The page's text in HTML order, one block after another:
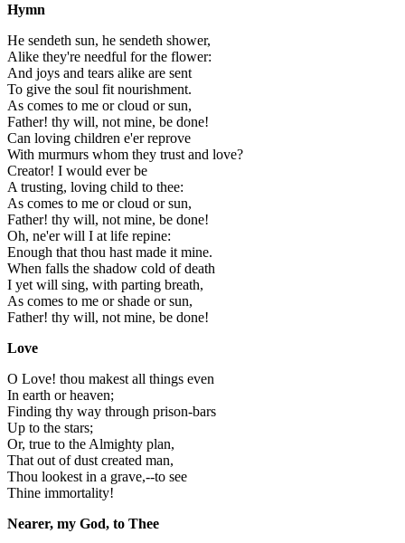
Hymn
He sendeth sun, he sendeth shower,
Alike they're needful for the flower:
And joys and tears alike are sent
To give the soul fit nourishment.
As comes to me or cloud or sun,
Father! thy will, not mine, be done!
Can loving children e'er reprove
With murmurs whom they trust and love?
Creator! I would ever be
A trusting, loving child to thee:
As comes to me or cloud or sun,
Father! thy will, not mine, be done!
Oh, ne'er will I at life repine:
Enough that thou hast made it mine.
When falls the shadow cold of death
I yet will sing, with parting breath,
As comes to me or shade or sun,
Father! thy will, not mine, be done!
Love
O Love! thou makest all things even
In earth or heaven;
Finding thy way through prison-bars
Up to the stars;
Or, true to the Almighty plan,
That out of dust created man,
Thou lookest in a grave,--to see
Thine immortality!
Nearer, my God, to Thee